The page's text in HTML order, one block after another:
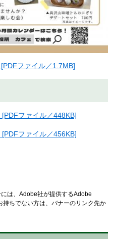
ファイル／1.7MB]
ファイル／448KB]
ファイル／456KB]
は、Adobe社が提供するAdobe
ちでない方は、バナーのリンク先か